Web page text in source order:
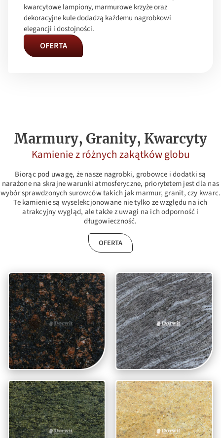
kwarcytowe lampiony, marmurowe krzyże oraz
dekoracyjne kule dodadzą każdemu nagrobkowi
elegancji i dostojności.
OFERTA
Marmury, Granity, Kwarcyty
Kamienie z różnych zakątków globu
Biorąc pod uwagę, że nasze nagrobki, grobowce i dodatki są
narażone na skrajne warunki atmosferyczne, priorytetem jest dla nas
wybór sprawdzonych surowców takich jak marmur, granit, czy kwarc.
Te kamienie są wyselekcjonowane nie tylko ze względu na ich
atrakcyjny wygląd, ale także z uwagi na ich odporność i
długowieczność.
OFERTA